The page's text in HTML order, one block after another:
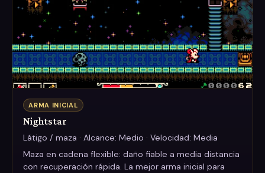
ARMA INICIAL
Nightstar
Látigo / maza · Alcance: Medio · Velocidad: Media
Maza en cadena flexible: daño fiable a media distancia
con recuperación rápida. La mejor arma inicial para